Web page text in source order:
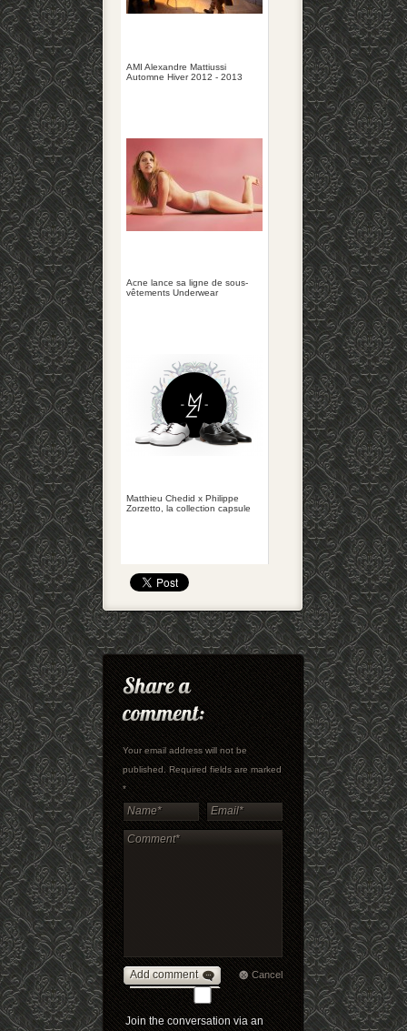
AMI Alexandre Mattiussi
Automne Hiver 2012 - 2013
Acne lance sa ligne de sous-
vêtements Underwear
Matthieu Chedid x Philippe
Zorzetto, la collection capsule
Your email address will not be
published. Required fields are marked
*
Add comment Cancel
Join the conversation via an